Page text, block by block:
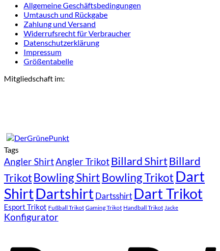
Allgemeine Geschäftsbedingungen
Umtausch und Rückgabe
Zahlung und Versand
Widerrufsrecht für Verbraucher
Datenschutzerklärung
Impressum
Größentabelle
Mitgliedschaft im:
Tags
Angler ShirtAngler TrikotBillard ShirtBillard
TrikotBowling Shirt Bowling Trikot Dart
ShirtDartshirt Dartsshirt Dart Trikot
Esport Trikot Fußball Trikot Gaming Trikot Handball Trikot Jacke
Konfigurator